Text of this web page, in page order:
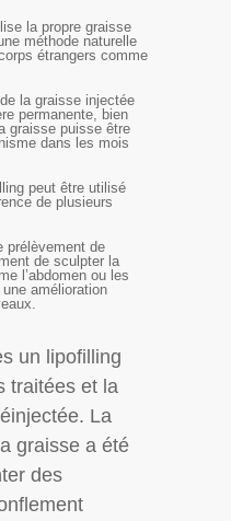
la propre graisse
méthode naturelle
étrangers comme
la graisse injectée
permanente, bien
graisse puisse être
dans les mois
peut être utilisé
de plusieurs
prélèvement de
de sculpter la
l’abdomen ou les
amélioration
un lipofilling
traitées et la
La
graisse a été
des